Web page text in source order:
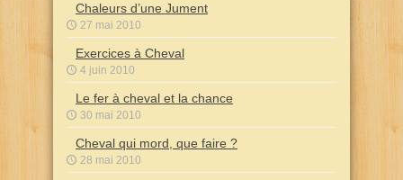
Chaleurs d’une Jument
27 mai 2010
Exercices à Cheval
4 juin 2010
Le fer à cheval et la chance
30 mai 2010
Cheval qui mord, que faire ?
28 mai 2010